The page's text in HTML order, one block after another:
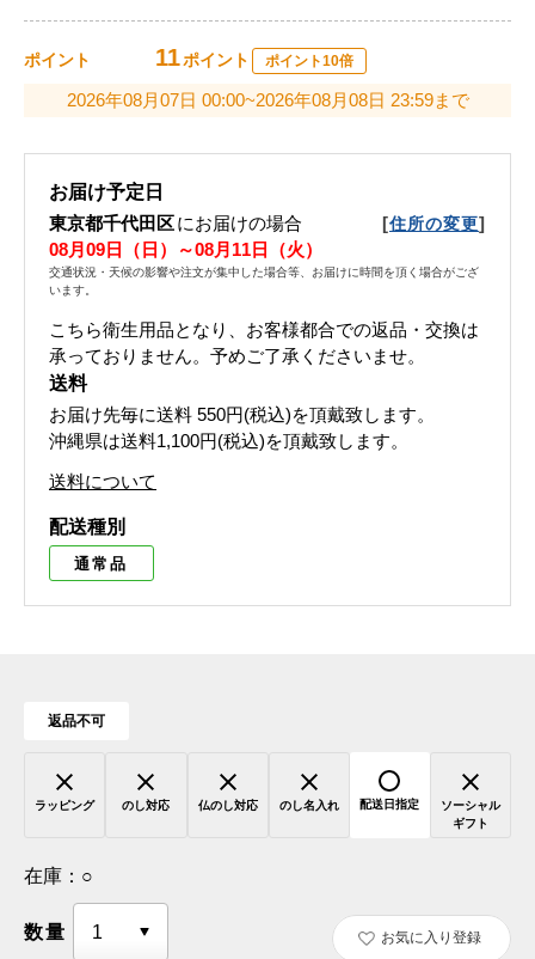
ポイント 11ポイント ポイント10倍
2026年08月07日 00:00~2026年08月08日 23:59まで
お届け予定日
東京都千代田区にお届けの場合 [住所の変更]
08月09日（日）～08月11日（火）
交通状況・天候の影響や注文が集中した場合等、お届けに時間を頂く場合がござ
います。
こちら衛生用品となり、お客様都合での返品・交換は
承っておりません。予めご了承くださいませ。
送料
お届け先毎に送料 550円(税込)を頂戴致します。
沖縄県は送料1,100円(税込)を頂戴致します。
送料について
配送種別
通常品
返品不可
ラッピング のし対応 仏のし対応 のし名入れ 配送日指定
ソーシャル
ギフト
在庫： ○
数量 お気に入り登録